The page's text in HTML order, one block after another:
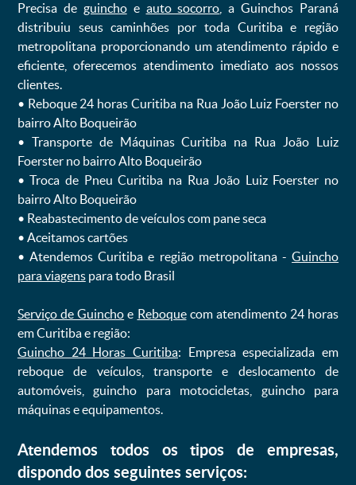
Precisa de guinchoe auto socorro , a Guinchos Paraná
distribuiu seus caminhões por toda Curitiba e região
metropolitana proporcionando um atendimento rápido e
eficiente, oferecemos atendimento imediato aos nossos
clientes.
ㅤㅤ• Reboque 24 horas Curitiba na Rua João Luiz Foerster no
bairro Alto Boqueirão
ㅤㅤ• Transporte de Máquinas Curitiba na Rua João Luiz
Foerster no bairro Alto Boqueirão
ㅤㅤ• Troca de Pneu Curitiba na Rua João Luiz Foerster no
bairro Alto Boqueirão
ㅤㅤ• Reabastecimento de veículos com pane seca
ㅤㅤ• Aceitamos cartões
ㅤㅤ• Atendemos Curitiba e região metropolitana -Guincho
para viagenspara todo Brasil
Serviço de Guincho e Reboquecom atendimento 24 horas
em Curitiba e região:
Guincho 24 Horas Curitiba: Empresa especializada em
reboque de veículos, transporte e deslocamento de
automóveis, guincho para motocicletas, guincho para
máquinas e equipamentos.
Atendemos todos os tipos de empresas,
dispondo dos seguintes serviços: